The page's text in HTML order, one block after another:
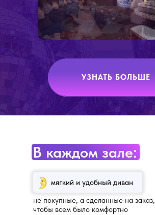
УЗНАТЬ БОЛЬШЕ
не покупные, а сделанные на заказ,
чтобы всем было комфортно
В каждом зале:
мягкий и удобный диван